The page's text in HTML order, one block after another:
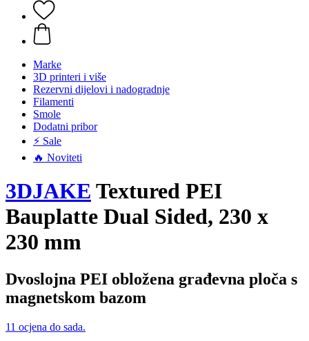
Marke
3D printeri i više
Rezervni dijelovi i nadogradnje
Filamenti
Smole
Dodatni pribor
⚡ Sale
🔥 Noviteti
3DJAKE Textured PEI
Bauplatte Dual Sided, 230 x
230 mm
Dvoslojna PEI obložena građevna ploča s
magnetskom bazom
11 ocjena do sada.